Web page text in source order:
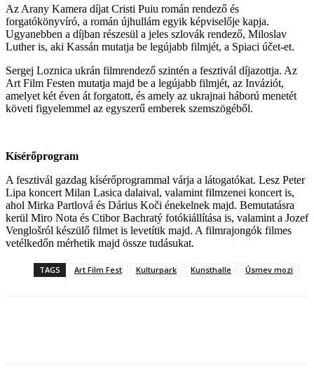
Az Arany Kamera díjat Cristi Puiu román rendező és
forgatókönyvíró, a román újhullám egyik képviselője kapja.
Ugyanebben a díjban részesül a jeles szlovák rendező, Miloslav
Luther is, aki Kassán mutatja be legújabb filmjét, a Spiaci účet-et.
Sergej Loznica ukrán filmrendező szintén a fesztivál díjazottja. Az
Art Film Festen mutatja majd be a legújabb filmjét, az Inváziót,
amelyet két éven át forgatott, és amely az ukrajnai háború menetét
követi figyelemmel az egyszerű emberek szemszögéből.
Kísérőprogram
A fesztivál gazdag kísérőprogrammal várja a látogatókat. Lesz Peter
Lipa koncert Milan Lasica dalaival, valamint filmzenei koncert is,
ahol Mirka Partlová és Dárius Koči énekelnek majd. Bemutatásra
kerül Miro Nota és Ctibor Bachratý fotókiállítása is, valamint a Jozef
Venglošról készülő filmet is levetítik majd. A filmrajongók filmes
vetélkedőn mérhetik majd össze tudásukat.
TAGS Art Film Fest Kulturpark Kunsthalle Úsmev mozi